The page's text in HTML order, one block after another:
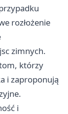
rozłożenie
zimnych.
którzy
i zaproponują
i